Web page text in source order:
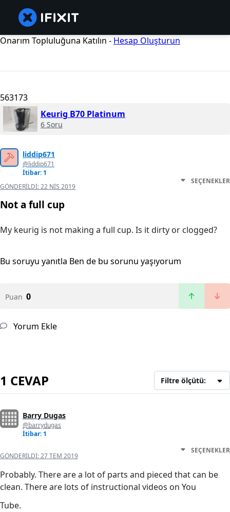
Onarım Topluluğuna Katılın - Hesap Oluşturun
563173
Keurig B70 Platinum
6 Soru
liddip671
@liddip671
İtibar: 1
GÖNDERILDI:22 NIS 2019
SEÇENEKLER
Not a full cup
My keurig is not making a full cup. Is it dirty or clogged?
Bu soruyu yanıtla Ben de bu sorunu yaşıyorum
Puan 0
Yorum Ekle
1 CEVAP Filtre ölçütü:
Barry Dugas
@barrydugas
İtibar: 1
GÖNDERILDI:27 TEM 2019
SEÇENEKLER
Probably. There are a lot of parts and pieced that can be
clean. There are lots of instructional videos on You
Tube.